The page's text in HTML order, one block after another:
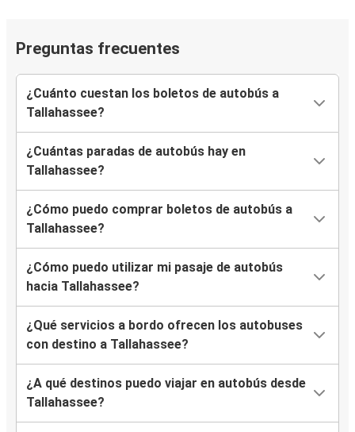
Preguntas frecuentes
¿Cuánto cuestan los boletos de autobús a
Tallahassee?
¿Cuántas paradas de autobús hay en
Tallahassee?
¿Cómo puedo comprar boletos de autobús a
Tallahassee?
¿Cómo puedo utilizar mi pasaje de autobús
hacia Tallahassee?
¿Qué servicios a bordo ofrecen los autobuses
con destino a Tallahassee?
¿A qué destinos puedo viajar en autobús desde
Tallahassee?